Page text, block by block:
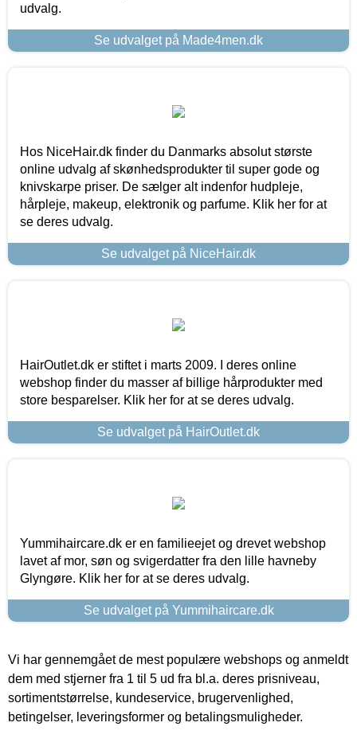
udvalg.
Se udvalget på Made4men.dk
Hos NiceHair.dk finder du Danmarks absolut største
online udvalg af skønhedsprodukter til super gode og
knivskarpe priser. De sælger alt indenfor hudpleje,
hårpleje, makeup, elektronik og parfume. Klik her for at
se deres udvalg.
Se udvalget på NiceHair.dk
HairOutlet.dk er stiftet i marts 2009. I deres online
webshop finder du masser af billige hårprodukter med
store besparelser. Klik her for at se deres udvalg.
Se udvalget på HairOutlet.dk
Yummihaircare.dk er en familieejet og drevet webshop
lavet af mor, søn og svigerdatter fra den lille havneby
Glyngøre. Klik her for at se deres udvalg.
Se udvalget på Yummihaircare.dk
Vi har gennemgået de mest populære webshops og anmeldt
dem med stjerner fra 1 til 5 ud fra bl.a. deres prisniveau,
sortimentstørrelse, kundeservice, brugervenlighed,
betingelser, leveringsformer og betalingsmuligheder.